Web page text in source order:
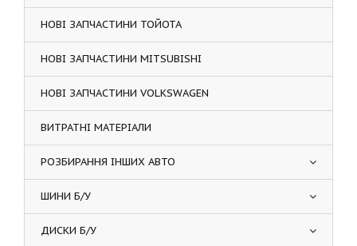
НОВІ ЗАПЧАСТИНИ ТОЙОТА
НОВІ ЗАПЧАСТИНИ MITSUBISHI
НОВІ ЗАПЧАСТИНИ VOLKSWAGEN
ВИТРАТНІ МАТЕРІАЛИ
РОЗБИРАННЯ ІНШИХ АВТО
ШИНИ Б/У
ДИСКИ Б/У